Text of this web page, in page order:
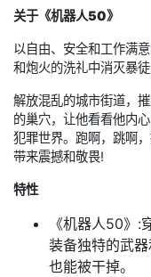
关于《机器人50》
以自由、安全和工作满
和炮火的洗礼中消灭暴
解放混乱的城市街道，
的巢穴，让他看看他内
犯罪世界。跑啊，跳啊
带来震撼和敬畏!
特性
《机器人50》:
装备独特的武
也能被干掉。